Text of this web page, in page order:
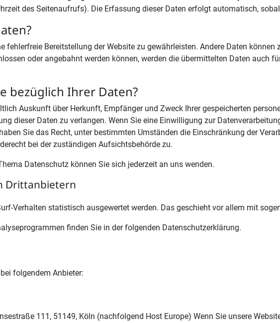
des Seitenaufrufs). Die Erfassung dieser Daten erfolgt automatisch,
fehlerfreie Bereitstellung der Website zu gewährleisten. Andere Daten
oder angebahnt werden können, werden die übermittelten Daten auch
bezüglich Ihrer Daten?
Auskunft über Herkunft, Empfänger und Zweck Ihrer gespeicherten
dieser Daten zu verlangen. Wenn Sie eine Einwilligung zur
Sie das Recht, unter bestimmten Umständen die Einschränkung der
bei der zuständigen Aufsichtsbehörde zu.
Datenschutz können Sie sich jederzeit an uns wenden.
Dritt­anbietern
Verhalten statistisch ausgewertet werden. Das geschieht vor allem mit
finden Sie in der folgenden Datenschutzerklärung.
folgendem Anbieter:
111, 51149, Köln (nachfolgend Host Europe) Wenn Sie unsere